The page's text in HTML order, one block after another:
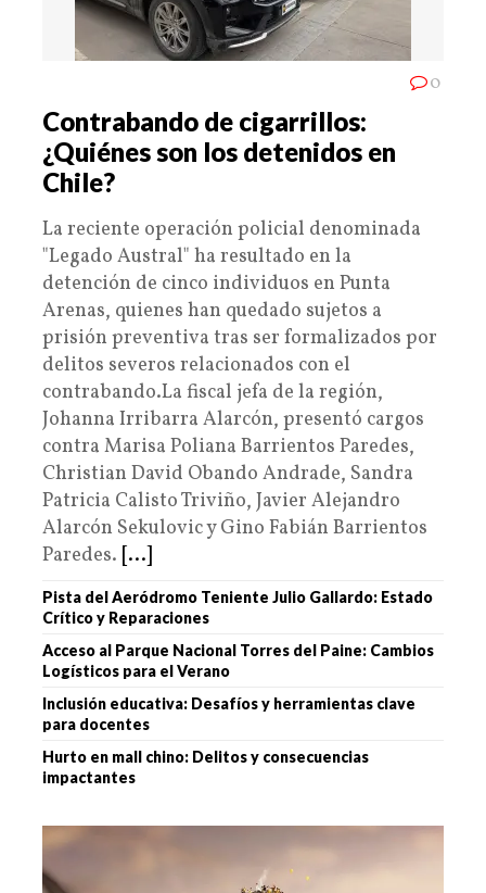
0
Contrabando de cigarrillos:
¿Quiénes son los detenidos en
Chile?
La reciente operación policial denominada
"Legado Austral" ha resultado en la
detención de cinco individuos en Punta
Arenas, quienes han quedado sujetos a
prisión preventiva tras ser formalizados por
delitos severos relacionados con el
contrabando.La fiscal jefa de la región,
Johanna Irribarra Alarcón, presentó cargos
contra Marisa Poliana Barrientos Paredes,
Christian David Obando Andrade, Sandra
Patricia Calisto Triviño, Javier Alejandro
Alarcón Sekulovic y Gino Fabián Barrientos
Paredes. [...]
Pista del Aeródromo Teniente Julio Gallardo: Estado
Crítico y Reparaciones
Acceso al Parque Nacional Torres del Paine: Cambios
Logísticos para el Verano
Inclusión educativa: Desafíos y herramientas clave
para docentes
Hurto en mall chino: Delitos y consecuencias
impactantes